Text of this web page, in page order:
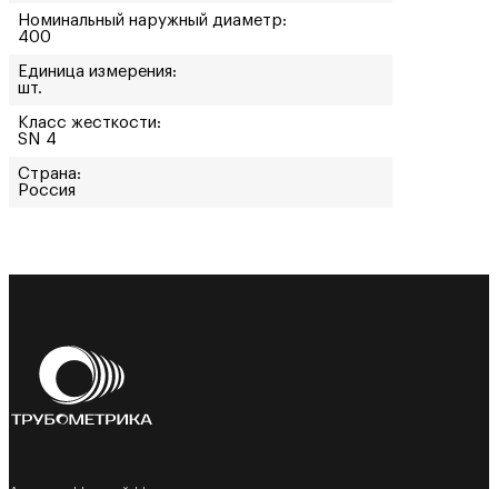
Номинальный наружный диаметр:
400
Единица измерения:
шт.
Класс жесткости:
SN 4
Страна:
Россия